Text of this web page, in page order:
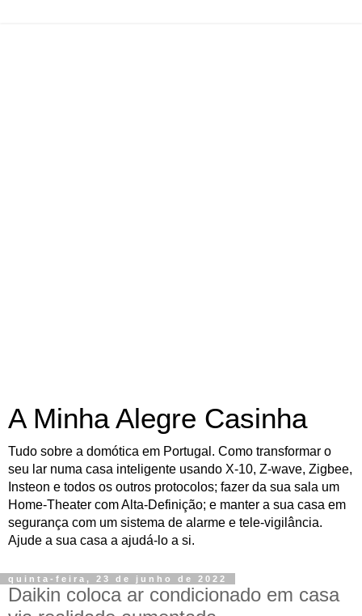
A Minha Alegre Casinha
Tudo sobre a domótica em Portugal. Como transformar o
seu lar numa casa inteligente usando X-10, Z-wave, Zigbee,
Insteon e todos os outros protocolos; fazer da sua sala um
Home-Theater com Alta-Definição; e manter a sua casa em
segurança com um sistema de alarme e tele-vigilância.
Ajude a sua casa a ajudá-lo a si.
quinta-feira, 23 de junho de 2022
Daikin coloca ar condicionado em casa